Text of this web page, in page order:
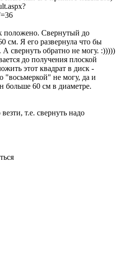
положено. Свернутый до
см. Я его развернула что бы
А свернуть обратно не могу. :)))))
до получения плоской
этот квадрат в диск -
"восьмеркой" не могу, да и
больше 60 см в диаметре.
т.е. свернуть надо